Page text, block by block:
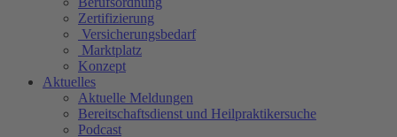
Zertifizierung
Versicherungsbedarf
Marktplatz
Konzept
Aktuelles
Aktuelle Meldungen
Bereitschaftsdienst und Heilpraktikersuche
Podcast